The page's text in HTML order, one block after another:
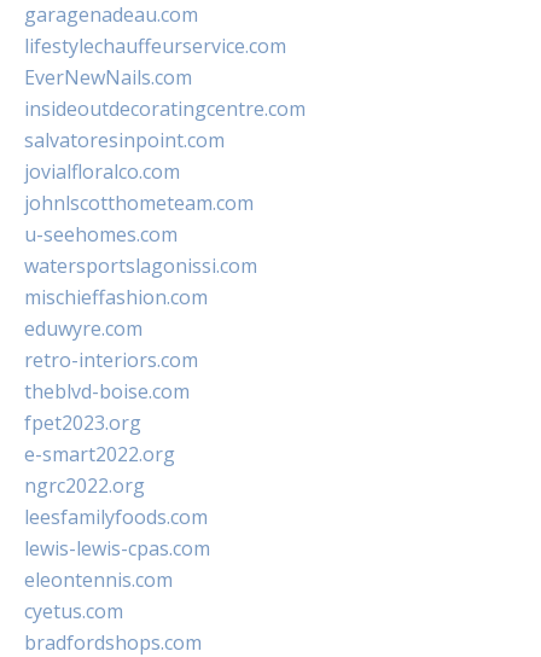
garagenadeau.com
lifestylechauffeurservice.com
EverNewNails.com
insideoutdecoratingcentre.com
salvatoresinpoint.com
jovialfloralco.com
johnlscotthometeam.com
u-seehomes.com
watersportslagonissi.com
mischieffashion.com
eduwyre.com
retro-interiors.com
theblvd-boise.com
fpet2023.org
e-smart2022.org
ngrc2022.org
leesfamilyfoods.com
lewis-lewis-cpas.com
eleontennis.com
cyetus.com
bradfordshops.com